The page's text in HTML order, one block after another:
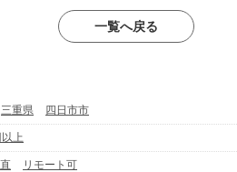
一覧へ戻る
三重県 四日市市
上
リモート可